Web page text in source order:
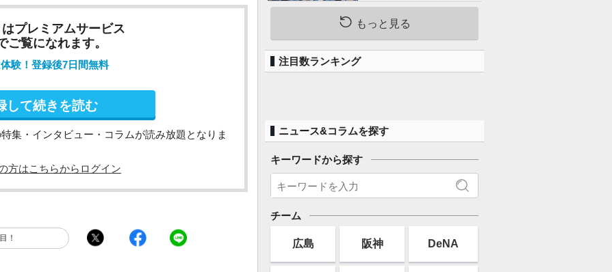
プレミアムサービス
ご覧になれます。
験！登録後7日間無料
して続きを読む
集・インタビュー・コラムが読み放題となりま
方はこちらからログイン
！
熱の高い土地柄で
す」
もっと見る
注目数ランキング
ニュース&コラムを探す
キーワードから探す
チーム
広島 阪神 DeNA